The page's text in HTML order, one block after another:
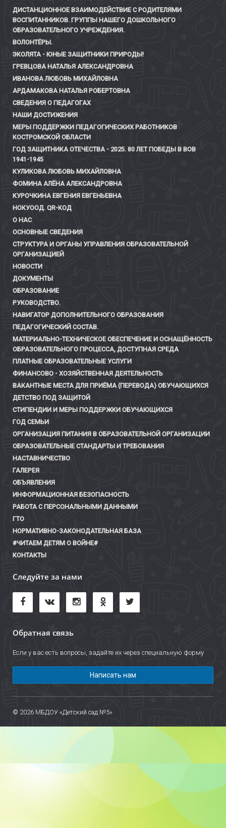
ДИСТАНЦИОННОЕ ВЗАИМОДЕЙСТВИЕ С РОДИТЕЛЯМИ
ВОСПИТАННИКОВ. ГРУППЫ НАШЕГО ДОШКОЛЬНОГО
ОБРАЗОВАТЕЛЬНОГО УЧРЕЖДЕНИЯ.
ВОЛОНТЁРЫ.
ЭКОЛЯТА - ЮНЫЕ ЗАЩИТНИКИ ПРИРОДЫ!
ГРЕВЦОВА НАТАЛЬЯ АЛЕКСАНДРОВНА
ИВАНОВА ЛЮБОВЬ МИХАЙЛОВНА
АРДАМАКОВА НАТАЛЬЯ РОБЕРТОВНА
СВЕДЕНИЯ О ПЕДАГОГАХ
НАШИ ДОСТИЖЕНИЯ
МЕРЫ ПОДДЕРЖКИ ПЕДАГОГИЧЕСКИХ РАБОТНИКОВ
КОСТРОМСКОЙ ОБЛАСТИ
ГОД ЗАЩИТНИКА ОТЕЧЕСТВА - 2025. 80 ЛЕТ ПОБЕДЫ В ВОВ
1941-1945
КУЛИКОВА ЛЮБОВЬ МИХАЙЛОВНА
ФОМИНА АЛЁНА АЛЕКСАНДРОВНА
КУРОЧКИНА ЕВГЕНИЯ ЕВГЕНЬЕВНА
НОКУООД. QR-КОД
О НАС
ОСНОВНЫЕ СВЕДЕНИЯ
СТРУКТУРА И ОРГАНЫ УПРАВЛЕНИЯ ОБРАЗОВАТЕЛЬНОЙ
ОРГАНИЗАЦИЕЙ
НОВОСТИ
ДОКУМЕНТЫ
ОБРАЗОВАНИЕ
РУКОВОДСТВО.
НАВИГАТОР ДОПОЛНИТЕЛЬНОГО ОБРАЗОВАНИЯ
ПЕДАГОГИЧЕСКИЙ СОСТАВ.
МАТЕРИАЛЬНО-ТЕХНИЧЕСКОЕ ОБЕСПЕЧЕНИЕ И ОСНАЩЁННОСТЬ
ОБРАЗОВАТЕЛЬНОГО ПРОЦЕССА, ДОСТУПНАЯ СРЕДА
ПЛАТНЫЕ ОБРАЗОВАТЕЛЬНЫЕ УСЛУГИ
ФИНАНСОВО - ХОЗЯЙСТВЕННАЯ ДЕЯТЕЛЬНОСТЬ
ВАКАНТНЫЕ МЕСТА ДЛЯ ПРИЁМА (ПЕРЕВОДА) ОБУЧАЮЩИХСЯ
ДЕТСТВО ПОД ЗАЩИТОЙ
СТИПЕНДИИ И МЕРЫ ПОДДЕРЖКИ ОБУЧАЮЩИХСЯ
ГОД СЕМЬИ
ОРГАНИЗАЦИЯ ПИТАНИЯ В ОБРАЗОВАТЕЛЬНОЙ ОРГАНИЗАЦИИ
ОБРАЗОВАТЕЛЬНЫЕ СТАНДАРТЫ И ТРЕБОВАНИЯ
НАСТАВНИЧЕСТВО
ГАЛЕРЕЯ
ОБЪЯВЛЕНИЯ
ИНФОРМАЦИОННАЯ БЕЗОПАСНОСТЬ
РАБОТА С ПЕРСОНАЛЬНЫМИ ДАННЫМИ
ГТО
НОРМАТИВНО-ЗАКОНОДАТЕЛЬНАЯ БАЗА
#ЧИТАЕМ ДЕТЯМ О ВОЙНЕ#
КОНТАКТЫ
Следуйте за нами
Обратная связь
Если у вас есть вопросы, задайте их через специальную форму
Написать нам
© 2026 МБДОУ «Детский сад №5»